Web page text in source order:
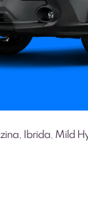
, Ibrida, Mild